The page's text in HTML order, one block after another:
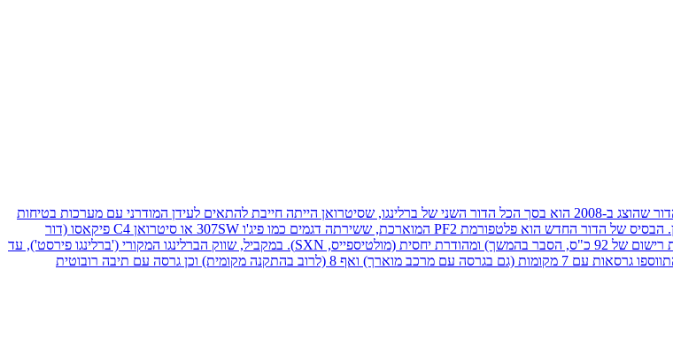
המסחרית הקטנה הפופולרית מסוגה, מי שהמציאה את הקטגוריה מחדש באמצע שנות התשעים. הדור שהוצג ב-2008 הוא בסך הכל הדור השני של ברלינגו, שסיטרואן הייתה חייבת להתאים לעידן המודרני עם מערכות בטיחות
מתקדמות יותר (כמו בקרת יציבות או כריות אוויר מרובות, למשל) ואיכויות נוספות כמו נוחות ועידון. הבסיס של הדור החדש הוא פלטפורמת PF2 המוארכת, ששירתה דגמים כמו פיג'ו 307SW או סיטרואן C4 פיקאסו (דור
ראשון). שיווק הדור השני של ברלינגו בישראל החל בתחילת 2009 רק בגרסה חזקה (90 כ"ס, למרות רישום של 92 כ"ס, הסבר בהמשך) ומהודרת יחסית (מולטיספייס, SXN). במקביל, שווק הברלינגו המקורי ('ברלינגו פירסט'), עד
2011. מתחילת 2012 הוצע גם הדור השני של ברלינגו בגרסה בסיסית, עם 75 כ"ס. לאורך השנים התווספו גרסאות עם 7 מקומות (גם בגרסה עם מרכב מוארך) ואף 8 (לרוב בהתקנה מקומית) וכן גרסה עם תיבה רובוטית